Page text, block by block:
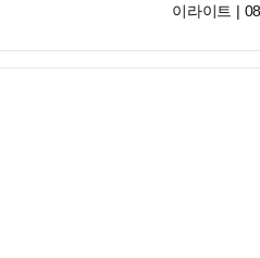
이라이트 |